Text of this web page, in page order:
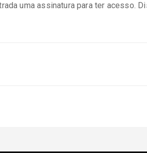
uma assinatura para ter acesso.